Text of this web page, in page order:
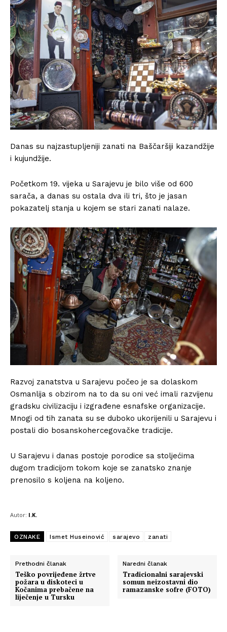
Danas su najzastupljeniji zanati na Baščaršiji kazandžije
i kujundžije.
Početkom 19. vijeka u Sarajevu je bilo više od 600
sarača, a danas su ostala dva ili tri, što je jasan
pokazatelj stanja u kojem se stari zanati nalaze.
Razvoj zanatstva u Sarajevu počeo je sa dolaskom
Osmanlija s obzirom na to da su oni već imali razvijenu
gradsku civilizaciju i izgrađene esnafske organizacije.
Mnogi od tih zanata su se duboko ukorijenili u Sarajevu i
postali dio bosanskohercegovačke tradicije.
U Sarajevu i danas postoje porodice sa stoljećima
dugom tradicijom tokom koje se zanatsko znanje
prenosilo s koljena na koljeno.
Autor: I.K.
OZNAKE Ismet Huseinović sarajevo zanati
Prethodni članak
Teško povrijeđene žrtve
požara u diskoteci u
Kočanima prebačene na
liječenje u Tursku
Naredni članak
Tradicionalni sarajevski
somun neizostavni dio
ramazanske sofre (FOTO)